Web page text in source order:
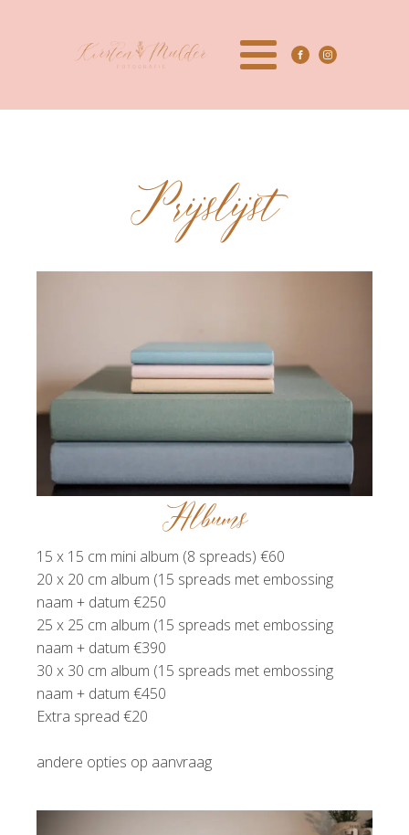
Prijslijst
Albums
15 x 15 cm mini album (8 spreads) €60
20 x 20 cm album (15 spreads met embossing
naam + datum €250
25 x 25 cm album (15 spreads met embossing
naam + datum €390
30 x 30 cm album (15 spreads met embossing
naam + datum €450
Extra spread €20
andere opties op aanvraag